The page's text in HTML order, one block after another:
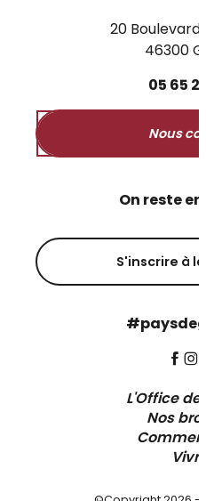
20
46300
05 65 27
Nous
On reste
S'inscrire à
L'Office
Nos
Vivre